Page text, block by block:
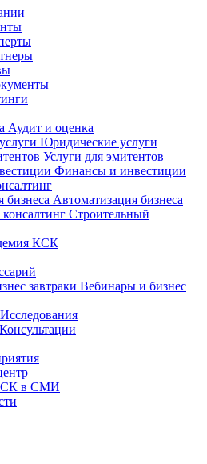
Аудит и оценка
Юридические услуги
Услуги для эмитентов
Финансы и инвестиции
бизнеса Автоматизация бизнеса
Строительный
КСК
завтраки Вебинары и бизнес
Исследования
Консультации
в СМИ